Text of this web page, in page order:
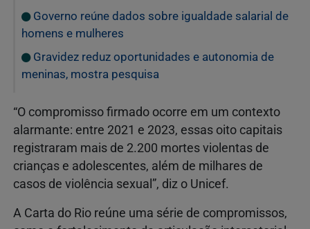
Governo reúne dados sobre igualdade salarial de
homens e mulheres
Gravidez reduz oportunidades e autonomia de
meninas, mostra pesquisa
“O compromisso firmado ocorre em um contexto
alarmante: entre 2021 e 2023, essas oito capitais
registraram mais de 2.200 mortes violentas de
crianças e adolescentes, além de milhares de
casos de violência sexual”, diz o Unicef.
A Carta do Rio reúne uma série de compromissos,